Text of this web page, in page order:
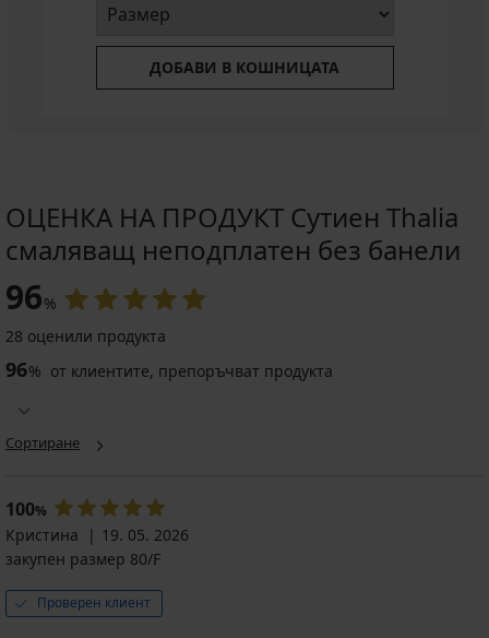
ДОБАВИ В КОШНИЦАТА
ОЦЕНКА НА ПРОДУКТ Сутиен Thalia
смаляващ неподплатен без банели
96%
28 оценили продукта
96% от клиентите, препоръчват продукта
Сортиране
100%
Кристина
19. 05. 2026
закупен размер 80/F
Проверен клиент